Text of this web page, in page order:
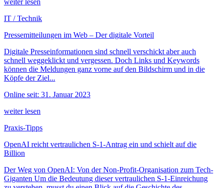
IT / Technik
Pressemitteilungen im Web – Der digitale Vorteil
Digitale Presseinformationen sind schnell verschickt aber auch
schnell weggeklickt und vergessen. Doch Links und Keywords
können die Meldungen ganz vorne auf den Bildschirm und in die
Köpfe der Ziel...
Online seit: 31. Januar 2023
weiter lesen
Praxis-Tipps
OpenAI reicht vertraulichen S-1-Antrag ein und schielt auf die
Billion
Der Weg von OpenAI: Von der Non-Profit-Organisation zum Tech-
Giganten Um die Bedeutung dieser vertraulichen S-1-Einreichung